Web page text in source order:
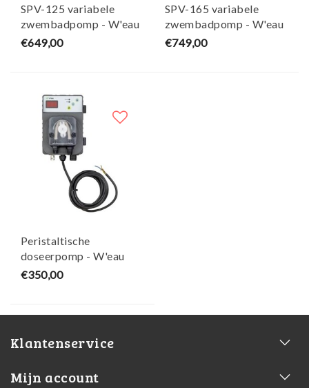
SPV-125 variabele
zwembadpomp - W'eau
€649,00
SPV-165 variabele
zwembadpomp - W'eau
€749,00
Peristaltische
doseerpomp - W'eau
€350,00
Klantenservice
Mijn account